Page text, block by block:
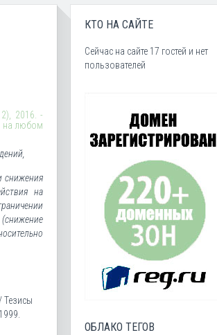
2016. -
на любом
снижения
на
Тезисы
КТО НА САЙТЕ
Сейчас на сайте 17 гостей и нет
пользователей
ОБЛАКО ТЕГОВ